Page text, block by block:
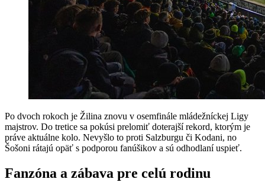
Po dvoch rokoch je Žilina znovu v osemfinále mládežníckej Ligy
majstrov. Do tretice sa pokúsi prelomiť doterajší rekord, ktorým je
práve aktuálne kolo. Nevyšlo to proti Salzburgu či Kodani, no
Šošoni rátajú opäť s podporou fanúšikov a sú odhodlaní uspieť.
Fanzóna a zábava pre celú rodinu